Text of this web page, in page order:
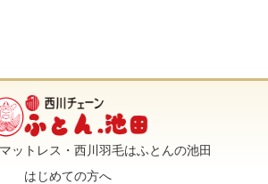
ットレス・西川羽毛はふとんの池田
はじめての方へ